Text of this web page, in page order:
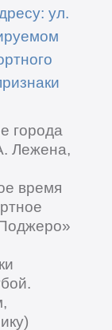
ул.
города
Лежена,
время